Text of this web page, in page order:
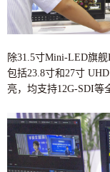
除31.5寸Mini-LED旗
包括23.8寸和27寸
亮，均支持12G-SDI等